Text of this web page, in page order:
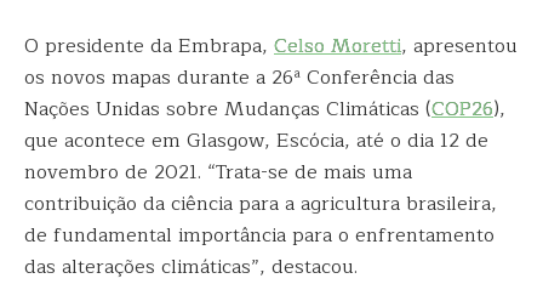
O presidente da Embrapa, Celso Moretti, apresentou
os novos mapas durante a 26ª Conferência das
Nações Unidas sobre Mudanças Climáticas (COP26),
que acontece em Glasgow, Escócia, até o dia 12 de
novembro de 2021. “Trata-se de mais uma
contribuição da ciência para a agricultura brasileira,
de fundamental importância para o enfrentamento
das alterações climáticas”, destacou.